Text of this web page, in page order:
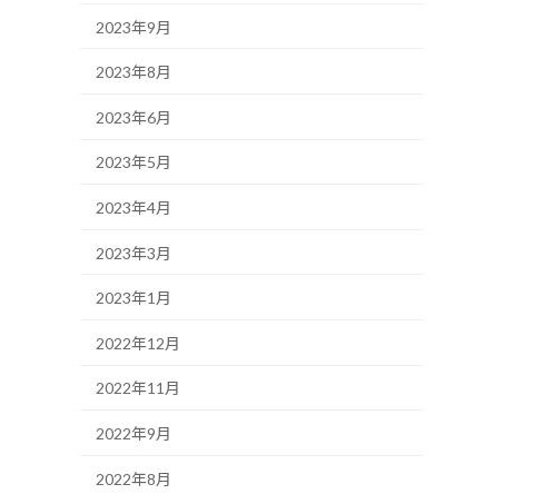
2023年9月
2023年8月
2023年6月
2023年5月
2023年4月
2023年3月
2023年1月
2022年12月
2022年11月
2022年9月
2022年8月